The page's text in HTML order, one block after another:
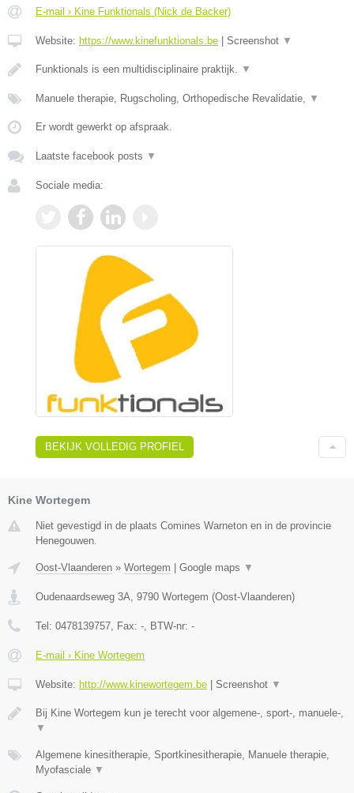
E-mail › Kine Funktionals (Nick de Backer)
Website: https://www.kinefunktionals.be Screenshot ▼
Funktionals is een multidisciplinaire praktijk. ▼
Manuele therapie, Rugscholing, Orthopedische Revalidatie, ▼
Er wordt gewerkt op afspraak.
Laatste facebook posts ▼
Sociale media:
BEKIJK VOLLEDIG PROFIEL
Kine Wortegem
Niet gevestigd in de plaats Comines Warneton en in de provincie
Henegouwen.
Oost-Vlaanderen » Wortegem Google maps ▼
Oudenaardseweg 3A, 9790 Wortegem (Oost-Vlaanderen)
Tel: 0478139757, Fax: -, BTW-nr: -
E-mail › Kine Wortegem
Website: http://www.kinewortegem.be Screenshot ▼
Bij Kine Wortegem kun je terecht voor algemene-, sport-, manuele-,
▼
Algemene kinesitherapie, Sportkinesitherapie, Manuele therapie,
Myofasciale ▼